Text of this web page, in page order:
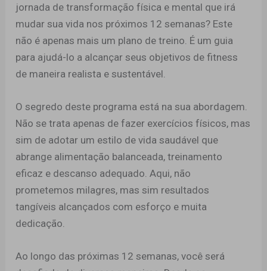
jornada de transformação física e mental que irá
mudar sua vida nos próximos 12 semanas? Este
não é apenas mais um plano de treino. É um guia
para ajudá-lo a alcançar seus objetivos de fitness
de maneira realista e sustentável.
O segredo deste programa está na sua abordagem.
Não se trata apenas de fazer exercícios físicos, mas
sim de adotar um estilo de vida saudável que
abrange alimentação balanceada, treinamento
eficaz e descanso adequado. Aqui, não
prometemos milagres, mas sim resultados
tangíveis alcançados com esforço e muita
dedicação.
Ao longo das próximas 12 semanas, você será